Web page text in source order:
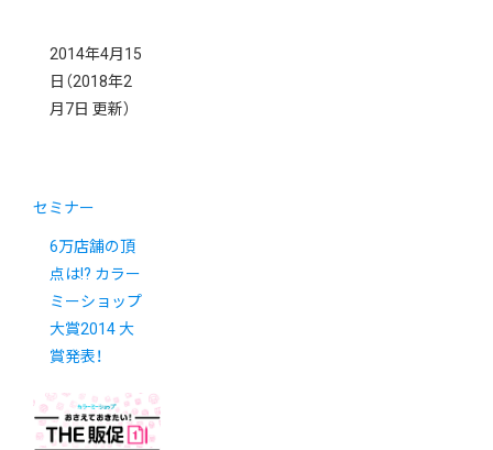
2014年4月15
日 （2018年2
月7日 更新）
セミナー
6万店舗の頂
点は!? カラー
ミーショップ
大賞2014 大
賞発表！